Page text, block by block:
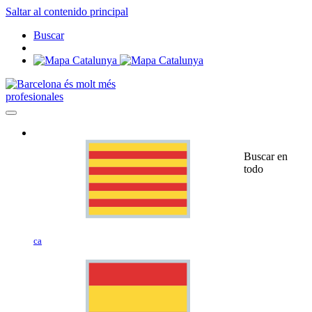
Saltar al contenido principal
Buscar
profesionales
ca
Buscar en
todo